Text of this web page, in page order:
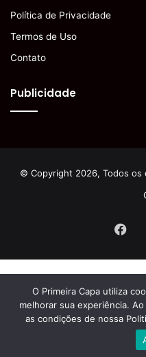
Política de Privacidade
Termos de Uso
Contato
Publicidade
© Copyright 2026, Todos
O Primeira Capa utiliza
melhorar sua experiência.
as condições de nossa